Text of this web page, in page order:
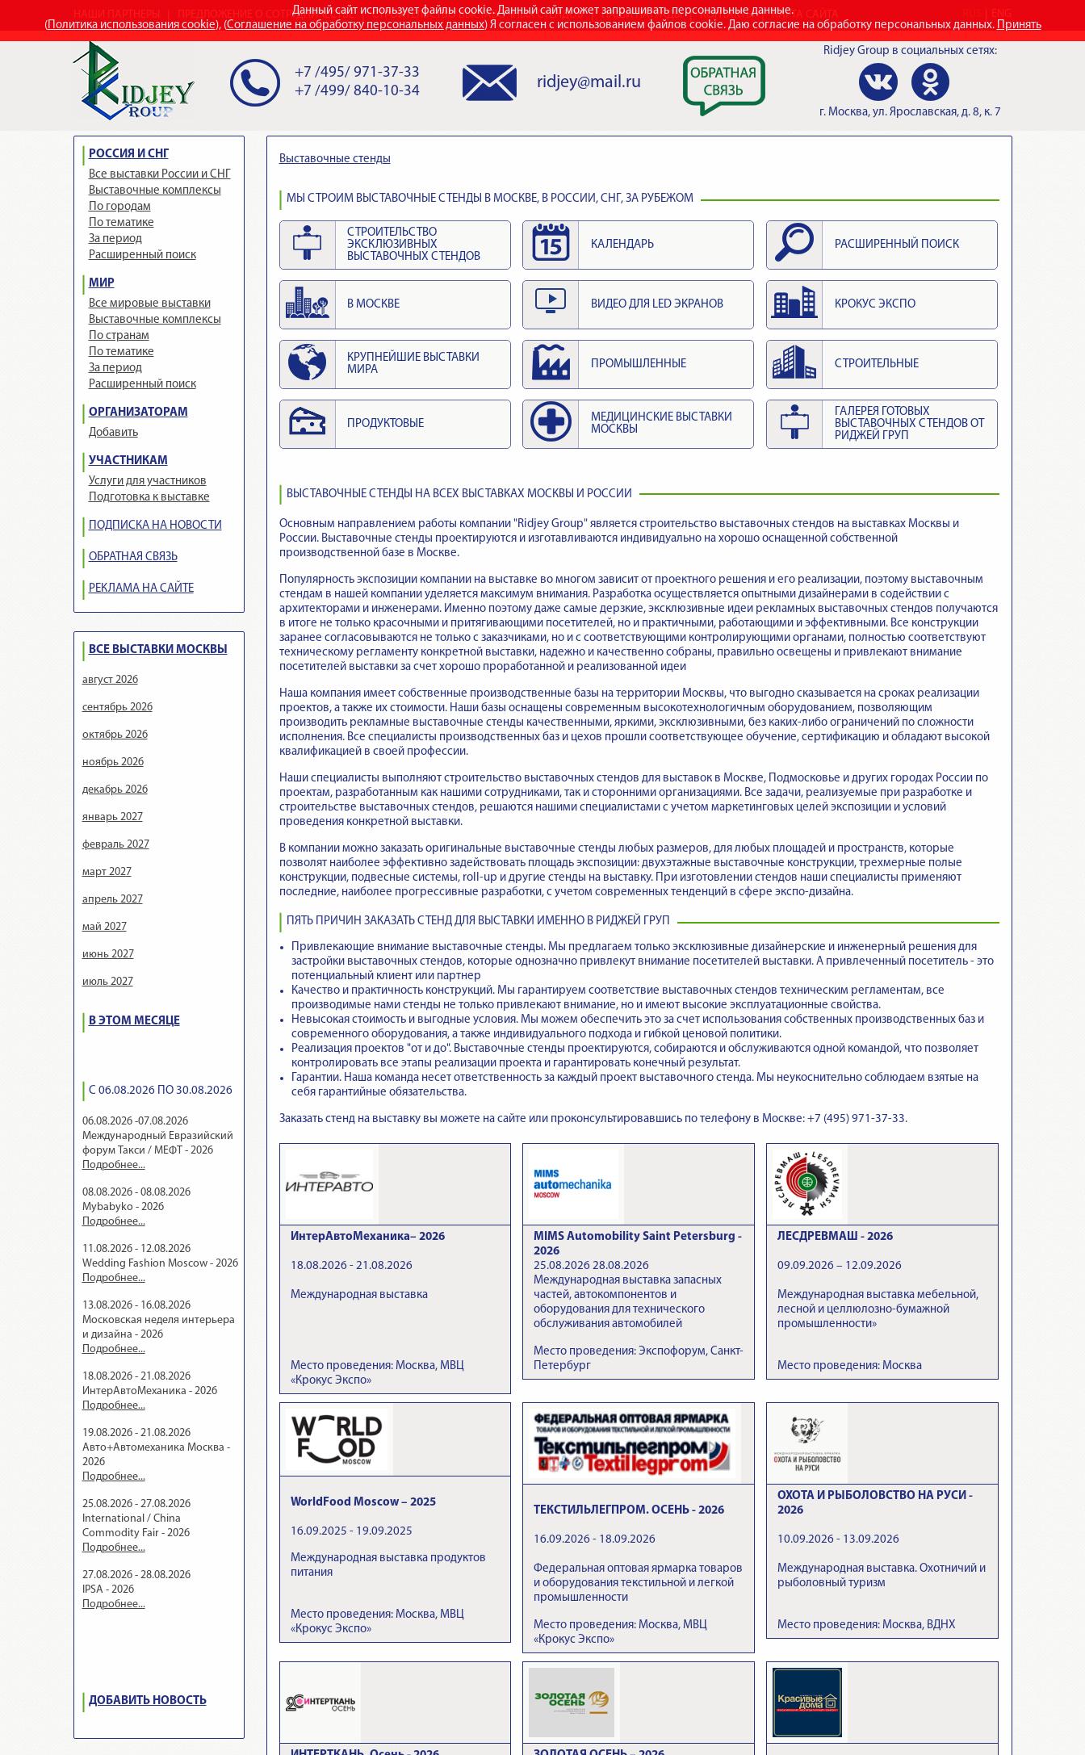
Данный сайт использует файлы cookie. Данный сайт может запрашивать персональные данные.
(Политика использования cookie), (Соглашение на обработку персональных данных) Я согласен с использованием файлов cookie. Даю согласие на обработку персональных данных. Принять
ПРЕДЛОЖЕНИЕ О СОТРУДНИЧЕСТВЕ СТРОИТЕЛЬСТВО ВЫСТАВОЧНЫХ СТЕНДОВ НАШИ НАГРАДЫ КОНТАКТЫ КАРТА САЙТА
+7 /495/ 971-37-33
+7 /499/ 840-10-34
ridjey@mail.ru
Ridjey Group в социальных сетях:
г. Москва, ул. Ярославская, д. 8, к. 7
РОССИЯ И СНГ
Все выставки России и СНГ
Выставочные комплексы
По городам
По тематике
За период
Расширенный поиск
МИР
Все мировые выставки
Выставочные комплексы
По странам
По тематике
За период
Расширенный поиск
ОРГАНИЗАТОРАМ
Добавить
УЧАСТНИКАМ
Услуги для участников
Подготовка к выставке
ПОДПИСКА НА НОВОСТИ
ОБРАТНАЯ СВЯЗЬ
РЕКЛАМА НА САЙТЕ
ВСЕ ВЫСТАВКИ МОСКВЫ
август 2026
сентябрь 2026
октябрь 2026
ноябрь 2026
декабрь 2026
январь 2027
февраль 2027
март 2027
апрель 2027
май 2027
июнь 2027
июль 2027
В ЭТОМ МЕСЯЦЕ
С 06.08.2026 ПО 30.08.2026
06.08.2026 -07.08.2026
Международный Евразийский
форум Такси / МЕФТ - 2026
Подробнее...
08.08.2026 - 08.08.2026
Mybabyko - 2026
Подробнее...
11.08.2026 - 12.08.2026
Wedding Fashion Moscow - 2026
Подробнее...
13.08.2026 - 16.08.2026
Московская неделя интерьера
и дизайна - 2026
Подробнее...
18.08.2026 - 21.08.2026
ИнтерАвтоМеханика - 2026
Подробнее...
19.08.2026 - 21.08.2026
Авто+Автомеханика Москва -
2026
Подробнее...
25.08.2026 - 27.08.2026
International / China
Commodity Fair - 2026
Подробнее...
27.08.2026 - 28.08.2026
IPSA - 2026
Подробнее...
ДОБАВИТЬ НОВОСТЬ
Выставочные стенды
МЫ СТРОИМ ВЫСТАВОЧНЫЕ СТЕНДЫ В МОСКВЕ, В РОССИИ, СНГ, ЗА РУБЕЖОМ
СТРОИТЕЛЬСТВО
ЭКСКЛЮЗИВНЫХ
ВЫСТАВОЧНЫХ СТЕНДОВ
КАЛЕНДАРЬ РАСШИРЕННЫЙ ПОИСК
В МОСКВЕ ВИДЕО ДЛЯ LED ЭКРАНОВ КРОКУС ЭКСПО
КРУПНЕЙШИЕ ВЫСТАВКИ
МИРА
ПРОМЫШЛЕННЫЕ СТРОИТЕЛЬНЫЕ
ПРОДУКТОВЫЕ
МЕДИЦИНСКИЕ ВЫСТАВКИ
МОСКВЫ
ГАЛЕРЕЯ ГОТОВЫХ
ВЫСТАВОЧНЫХ СТЕНДОВ ОТ
РИДЖЕЙ ГРУП
ВЫСТАВОЧНЫЕ СТЕНДЫ НА ВСЕХ ВЫСТАВКАХ МОСКВЫ И РОССИИ
Основным направлением работы компании "Ridjey Group" является строительство выставочных стендов на выставках Москвы и
России. Выставочные стенды проектируются и изготавливаются индивидуально на хорошо оснащенной собственной
производственной базе в Москве.
Популярность экспозиции компании на выставке во многом зависит от проектного решения и его реализации, поэтому выставочным
стендам в нашей компании уделяется максимум внимания. Разработка осуществляется опытными дизайнерами в содействии с
архитекторами и инженерами. Именно поэтому даже самые дерзкие, эксклюзивные идеи рекламных выставочных стендов получаются
в итоге не только красочными и притягивающими посетителей, но и практичными, работающими и эффективными. Все конструкции
заранее согласовываются не только с заказчиками, но и с соответствующими контролирующими органами, полностью соответствуют
техническому регламенту конкретной выставки, надежно и качественно собраны, правильно освещены и привлекают внимание
посетителей выставки за счет хорошо проработанной и реализованной идеи
Наша компания имеет собственные производственные базы на территории Москвы, что выгодно сказывается на сроках реализации
проектов, а также их стоимости. Наши базы оснащены современным высокотехнологичным оборудованием, позволяющим
производить рекламные выставочные стенды качественными, яркими, эксклюзивными, без каких-либо ограничений по сложности
исполнения. Все специалисты производственных баз и цехов прошли соответствующее обучение, сертификацию и обладают высокой
квалификацией в своей профессии.
Наши специалисты выполняют строительство выставочных стендов для выставок в Москве, Подмосковье и других городах России по
проектам, разработанным как нашими сотрудниками, так и сторонними организациями. Все задачи, реализуемые при разработке и
строительстве выставочных стендов, решаются нашими специалистами с учетом маркетинговых целей экспозиции и условий
проведения конкретной выставки.
В компании можно заказать оригинальные выставочные стенды любых размеров, для любых площадей и пространств, которые
позволят наиболее эффективно задействовать площадь экспозиции: двухэтажные выставочные конструкции, трехмерные полые
конструкции, подвесные системы, roll-up и другие стенды на выставку. При изготовлении стендов наши специалисты применяют
последние, наиболее прогрессивные разработки, с учетом современных тенденций в сфере экспо-дизайна.
ПЯТЬ ПРИЧИН ЗАКАЗАТЬ СТЕНД ДЛЯ ВЫСТАВКИ ИМЕННО В РИДЖЕЙ ГРУП
Привлекающие внимание выставочные стенды. Мы предлагаем только эксклюзивные дизайнерские и инженерный решения для
застройки выставочных стендов, которые однозначно привлекут внимание посетителей выставки. А привлеченный посетитель - это
потенциальный клиент или партнер
Качество и практичность конструкций. Мы гарантируем соответствие выставочных стендов техническим регламентам, все
производимые нами стенды не только привлекают внимание, но и имеют высокие эксплуатационные свойства.
Невысокая стоимость и выгодные условия. Мы можем обеспечить это за счет использования собственных производственных баз и
современного оборудования, а также индивидуального подхода и гибкой ценовой политики.
Реализация проектов "от и до". Выставочные стенды проектируются, собираются и обслуживаются одной командой, что позволяет
контролировать все этапы реализации проекта и гарантировать конечный результат.
Гарантии. Наша команда несет ответственность за каждый проект выставочного стенда. Мы неукоснительно соблюдаем взятые на
себя гарантийные обязательства.
Заказать стенд на выставку вы можете на сайте или проконсультировавшись по телефону в Москве: +7 (495) 971-37-33.
ИнтерАвтоМеханика– 2026
18.08.2026 - 21.08.2026
Международная выставка
Место проведения: Москва, МВЦ
«Крокус Экспо»
MIMS Automobility Saint Petersburg -
2026
25.08.2026 28.08.2026
Международная выставка запасных
частей, автокомпонентов и
оборудования для технического
обслуживания автомобилей
Место проведения: Экспофорум, Санкт-
Петербург
ЛЕСДРЕВМАШ - 2026
09.09.2026 – 12.09.2026
Международная выставка мебельной,
лесной и целлюлозно-бумажной
промышленности»
Место проведения: Москва
WorldFood Moscow – 2025
16.09.2025 - 19.09.2025
Международная выставка продуктов
питания
Место проведения: Москва, МВЦ
«Крокус Экспо»
ТЕКСТИЛЬЛЕГПРОМ. ОСЕНЬ - 2026
16.09.2026 - 18.09.2026
Федеральная оптовая ярмарка товаров
и оборудования текстильной и легкой
промышленности
Место проведения: Москва, МВЦ
«Крокус Экспо»
ОХОТА И РЫБОЛОВСТВО НА РУСИ -
2026
10.09.2026 - 13.09.2026
Международная выставка. Охотничий и
рыболовный туризм
Место проведения: Москва, ВДНХ